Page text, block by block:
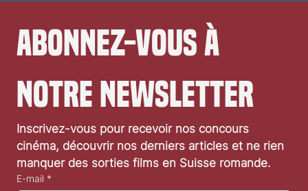
Abonnez-vous à
notre newsletter
Inscrivez-vous pour recevoir nos concours
cinéma, découvrir nos derniers articles et ne rien
manquer des sorties films en Suisse romande.
E-mail *